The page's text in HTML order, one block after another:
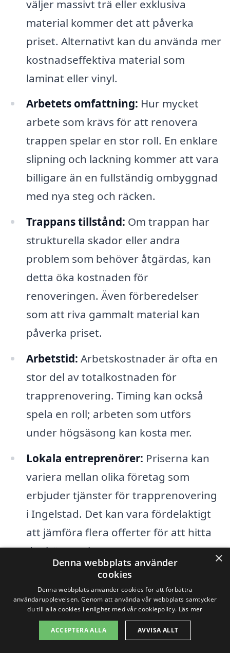
väljer massivt trä eller exklusiva
material kommer det att påverka
priset. Alternativt kan du använda mer
kostnadseffektiva material som
laminat eller vinyl.
Arbetets omfattning: Hur mycket
arbete som krävs för att renovera
trappen spelar en stor roll. En enklare
slipning och lackning kommer att vara
billigare än en fullständig ombyggnad
med nya steg och räcken.
Trappans tillstånd: Om trappan har
strukturella skador eller andra
problem som behöver åtgärdas, kan
detta öka kostnaden för
renoveringen. Även förberedelser
som att riva gammalt material kan
påverka priset.
Arbetstid: Arbetskostnader är ofta en
stor del av totalkostnaden för
trapprenovering. Timing kan också
spela en roll; arbeten som utförs
under högsäsong kan kosta mer.
Lokala entreprenörer: Priserna kan
variera mellan olika företag som
erbjuder tjänster för trapprenovering
i Ingelstad. Det kan vara fördelaktigt
att jämföra flera offerter för att hitta
det bästa priset.
För att förenkla din sökning efter ett
pålitligt företag för trapprenovering i
Ingelstad rekommenderar vi att du
kontakta flera fackmän för att få offerter.
×
Denna webbplats använder
cookies
Denna webbplats använder cookies för att förbättra
användarupplevelsen. Genom att använda vår webbplats samtycker
du till alla cookies i enlighet med vår cookiepolicy. Läs mer
ACCEPTERA ALLA AVVISA ALLT